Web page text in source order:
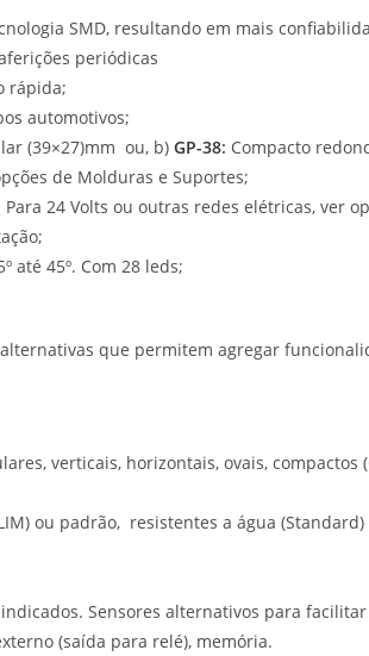
SMD, resultando em mais
periódicas
rápida;
automotivos;
(39×27)mm ou, b) GP-38: Compacto
de Molduras e Suportes;
24 Volts ou outras redes elétricas, ver
até 45º. Com 28 leds;
que permitem agregar
verticais, horizontais, ovais, compactos
ou padrão, resistentes a água (Standard)
Sensores alternativos para
(saída para relé), memória.